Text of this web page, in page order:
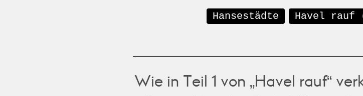
Hansestädte Havel rauf
Wie in Teil 1 von „Havel rauf“